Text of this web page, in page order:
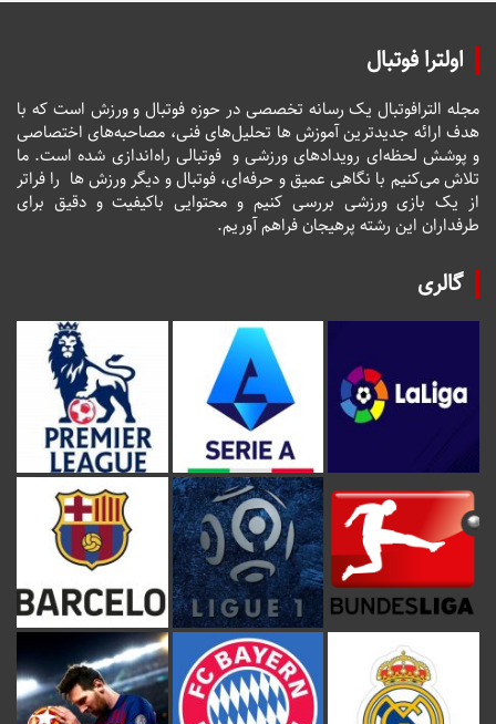
اولترا فوتبال
مجله الترافوتبال یک رسانه تخصصی در حوزه فوتبال و ورزش است که با
هدف ارائه جدیدترین آموزش ها تحلیل‌های فنی، مصاحبه‌های اختصاصی
و پوشش لحظه‌ای رویدادهای ورزشی و فوتبالی راه‌اندازی شده است. ما
تلاش می‌کنیم با نگاهی عمیق و حرفه‌ای، فوتبال و دیگر ورزش ها را فراتر
از یک بازی ورزشی بررسی کنیم و محتوایی باکیفیت و دقیق برای
طرفداران این رشته پرهیجان فراهم آوریم.
گالری